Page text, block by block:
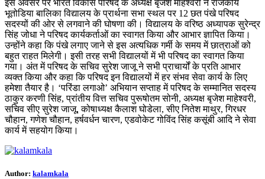
इस अवसर पर भारत विकास परिषद के अध्यक्ष बृजेश माहेश्वरी ने राजकीय
भूतोडिया बालिका विद्यालय के प्रार्थना सभा स्थल पर 12 छत पंखे परिषद
सदस्यों की ओर से लगवाने की घोषणा की। विद्यालय के वरिष्ठ अध्यापक सुरेन्द्र
सिंह जोधा ने परिषद कार्यकर्ताओं का स्वागत किया और आभार ज्ञापित किया।
उन्होंने कहा कि पंखे लगाए जाने से इस अत्यधिक गर्मी के समय में छात्राओं को
बहुत राहत मिलेगी। इसी तरह सभी विद्यालयों में भी परिषद का स्वागत किया
गया। अंत में परिषद के सचिव सुरेश जाजू ने सभी प्राचार्यों के प्रति आभार
व्यक्त किया और कहा कि परिषद इन विद्यालयों में हर संभव सेवा कार्य के लिए
हमेशा तैयार है। ‘परिंडा लगाओ’ अभियान सप्ताह में परिषद के सम्मानित सदस्य
ठाकुर करणी सिंह, प्रांतीय वित्त सचिव पुरूषोतम सोनी, अध्यक्ष बृजेश माहेश्वरी,
सचिव सीए सुरेश जाजू, कोषाध्यक्ष कैलाश घोडेला, सीए नितेश माथुर, गिरधर
चौहान, गणेश चौहान, हर्षवर्धन चारण, एडवोकेट गोविंद सिंह कसूंबी आदि ने सेवा
कार्य में सहयोग किया।
Author: kalamkala